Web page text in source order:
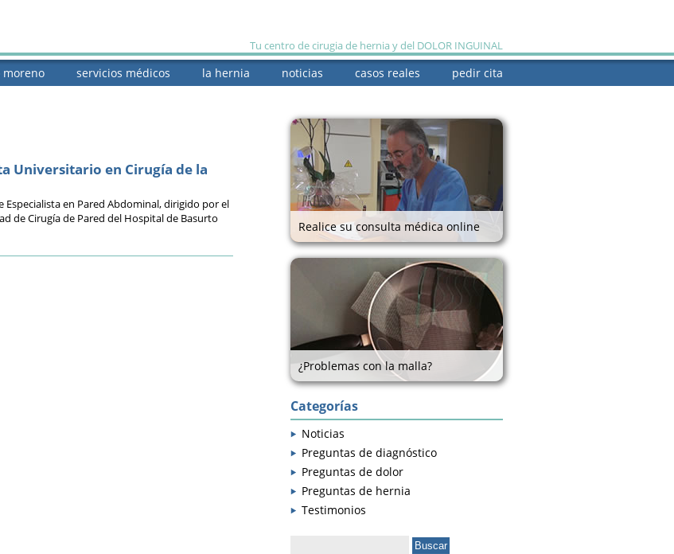
Tu centro de cirugia de hernia y del DOLOR INGUINAL
pedir cita
casos reales
noticias
la hernia
servicios médicos
Universitario en Cirugía de la
en Pared Abdominal, dirigido por el
de Cirugía de Pared del Hospital de Basurto
Realice su consulta médica online
¿Problemas con la malla?
Categorías
Noticias
Preguntas de diagnóstico
Preguntas de dolor
Preguntas de hernia
Testimonios